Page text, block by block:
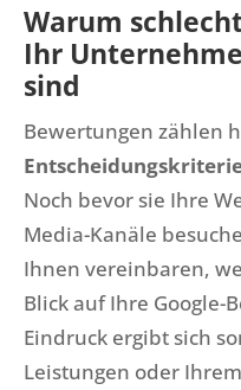
Warum
Ihr
sind
Bewertungen zählen
Noch bevor sie Ihre
Media-Kanäle
Ihnen vereinbaren,
Blick auf Ihre Google-
Eindruck ergibt sich
Leistungen oder